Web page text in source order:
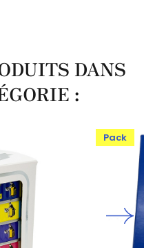
DANS
:
Pack